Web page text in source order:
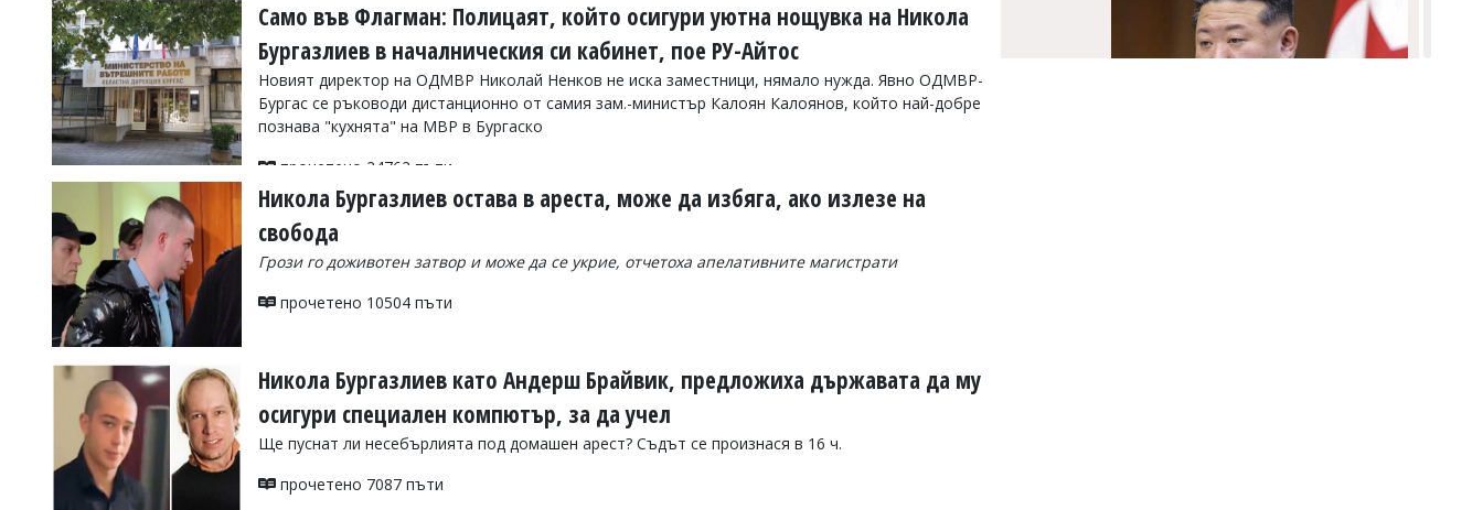
v.vasilev@flagman.bg
Касабова,
k.kassabova@flagman.bg
Главен
редактор:
Колев,
office@flagman.bg
Коментарите
статиите
въвеждат
читателите
редакцията
отговорност
Само във Флагман: Полицаят, който осигури уютна нощувка на Никола
Бургазлиев в началническия си кабинет, пое РУ-Айтос
Новият директор на ОДМВР Николай Ненков не иска заместници, нямало нужда. Явно ОДМВР-
Бургас се ръководи дистанционно от самия зам.-министър Калоян Калоянов, който най-добре
познава "кухнята" на МВР в Бургаско
прочетено 24762 пъти
Никола Бургазлиев остава в ареста, може да избяга, ако излезе на
свобода
Грози го доживотен затвор и може да се укрие, отчетоха апелативните магистрати
прочетено 10504 пъти
Никола Бургазлиев като Андерш Брайвик, предложиха държавата да му
осигури специален компютър, за да учел
Ще пуснат ли несебърлията под домашен арест? Съдът се произнася в 16 ч.
прочетено 7087 пъти